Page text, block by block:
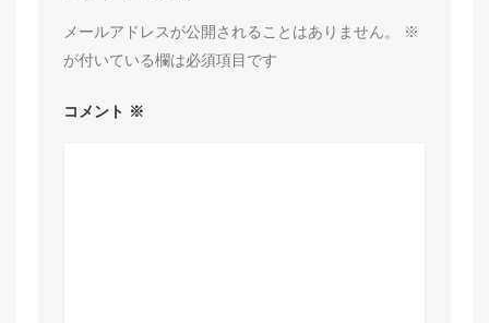
メールアドレスが公開されることはありません。
※
が付いている欄は必須項目です
コメント ※